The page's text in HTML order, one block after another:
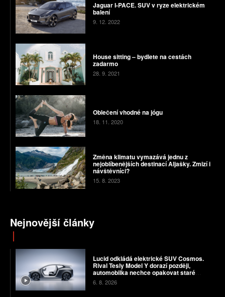
Jaguar I-PACE. SUV v ryze elektrickém
balení
9. 12. 2022
House sitting – bydlete na cestách
zadarmo
28. 9. 2021
Oblečení vhodné na jógu
18. 11. 2020
Změna klimatu vymazává jednu z
nejoblíbenějších destinací Aljašky. Zmizí i
návštěvníci?
15. 8. 2023
Nejnovější články
Lucid odkládá elektrické SUV Cosmos.
Rival Tesly Model Y dorazí později,
automobilka nechce opakovat staré
chyby
6. 8. 2026